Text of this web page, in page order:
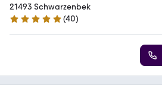
21493 Schwarzenbek
4.8 Sterne
(40)